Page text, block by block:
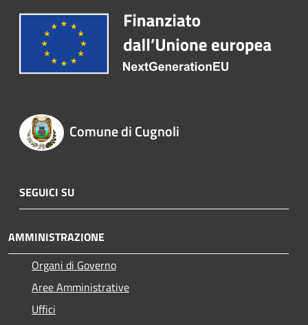
Comune di Cugnoli
SEGUICI SU
AMMINISTRAZIONE
Organi di Governo
Aree Amministrative
Uffici